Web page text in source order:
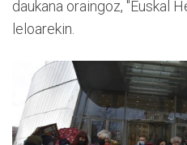
daukana oraingoz, "Euskal
leloarekin.